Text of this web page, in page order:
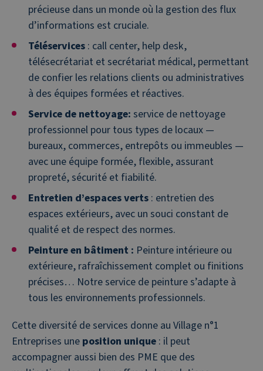
précieuse dans un monde où la gestion des flux
d’informations est cruciale.
Téléservices : call center, help desk,
télésecrétariat et secrétariat médical, permettant
de confier les relations clients ou administratives
à des équipes formées et réactives.
Service de nettoyage: service de nettoyage
professionnel pour tous types de locaux —
bureaux, commerces, entrepôts ou immeubles —
avec une équipe formée, flexible, assurant
propreté, sécurité et fiabilité.
Entretien d’espaces verts : entretien des
espaces extérieurs, avec un souci constant de
qualité et de respect des normes.
Peinture en bâtiment : Peinture intérieure ou
extérieure, rafraîchissement complet ou finitions
précises… Notre service de peinture s’adapte à
tous les environnements professionnels.
Cette diversité de services donne au Village n°1
Entreprises une position unique : il peut
accompagner aussi bien des PME que des